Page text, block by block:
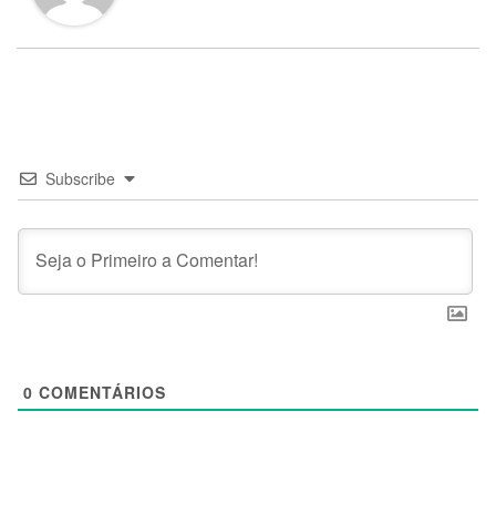
Subscribe
0 COMENTÁRIOS